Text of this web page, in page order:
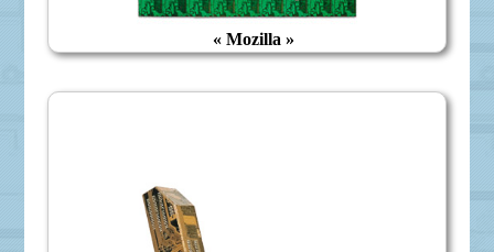
« Mozilla »